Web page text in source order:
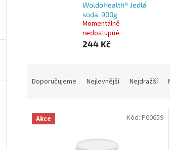
WoldoHealth® Jedlá
soda, 900g
Momentálně
nedostupné
244 Kč
n
Doporučujeme Nejlevnější Nejdražší
V Akce Kód: P00659